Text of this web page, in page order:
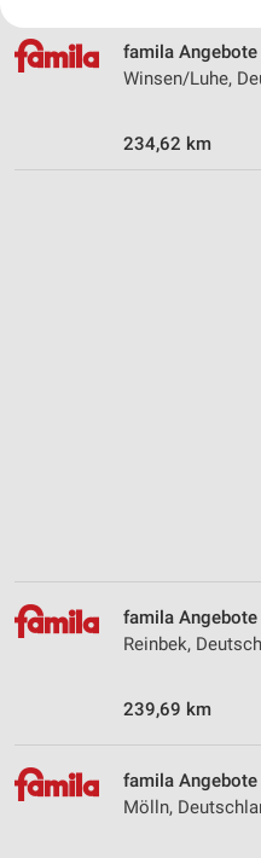
famila
Winsen/Luhe,
234,62 km
famila Angebote
Reinbek,
239,69 km
famila
Mölln,
Website/App.
Partnerliste anzeigen (1 IAB-
Messung der Performance
Kombinationen von Daten
Entwicklung und